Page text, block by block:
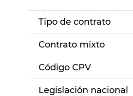
Tipo de contrato
Contrato mixto
Código CPV
Legislación nacional